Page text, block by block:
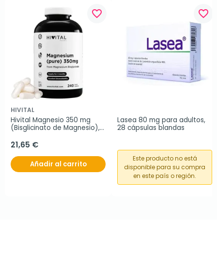
favorite_border
HIVITAL
Hivital Magnesio 350 mg
(Bisglicinato de Magnesio),
21,65 €
Añadir al carrito
favorite_border
Lasea 80 mg para adultos,
28 cápsulas blandas
Este producto no está
disponible para su compra
en este país o región.